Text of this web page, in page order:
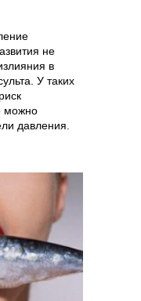
не
в
У таких
можно
давления.